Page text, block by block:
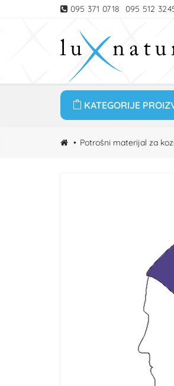
095 371 0718 095 512
KATEGORIJE
Potrošni materijal za